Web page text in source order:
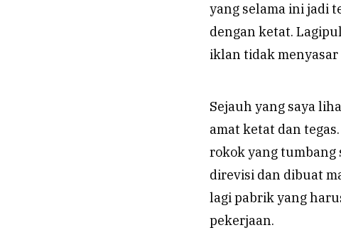
yang selama ini jadi
dengan ketat.
iklan tidak
Sejauh yang saya
amat ketat dan
rokok yang tumbang
direvisi dan dibuat
lagi pabrik yang
pekerjaan.